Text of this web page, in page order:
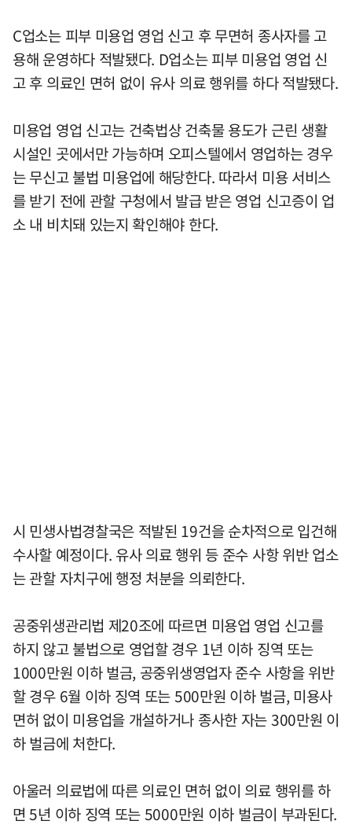
C업소는 피부 미용업 영업 신고 후 무면허 종사자를 고
용해 운영하다 적발됐다. D업소는 피부 미용업 영업 신
고 후 의료인 면허 없이 유사 의료 행위를 하다 적발됐다.
미용업 영업 신고는 건축법상 건축물 용도가 근린 생활
시설인 곳에서만 가능하며 오피스텔에서 영업하는 경우
는 무신고 불법 미용업에 해당한다. 따라서 미용 서비스
를 받기 전에 관할 구청에서 발급 받은 영업 신고증이 업
소 내 비치돼 있는지 확인해야 한다.
시 민생사법경찰국은 적발된 19건을 순차적으로 입건해
수사할 예정이다. 유사 의료 행위 등 준수 사항 위반 업소
는 관할 자치구에 행정 처분을 의뢰한다.
공중위생관리법 제20조에 따르면 미용업 영업 신고를
하지 않고 불법으로 영업할 경우 1년 이하 징역 또는
1000만원 이하 벌금, 공중위생영업자 준수 사항을 위반
할 경우 6월 이하 징역 또는 500만원 이하 벌금, 미용사
면허 없이 미용업을 개설하거나 종사한 자는 300만원 이
하 벌금에 처한다.
아울러 의료법에 따른 의료인 면허 없이 의료 행위를 하
면 5년 이하 징역 또는 5000만원 이하 벌금이 부과된다.